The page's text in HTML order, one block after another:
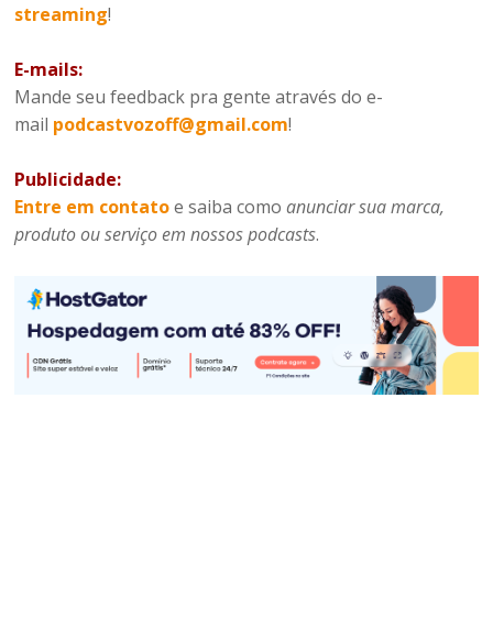
streaming!
E-mails:
Mande seu feedback pra gente através do e-
mail podcastvozoff@gmail.com!
Publicidade:
Entre em contatoe saiba comoanunciar sua marca,
produto ou serviço em nossos podcasts.